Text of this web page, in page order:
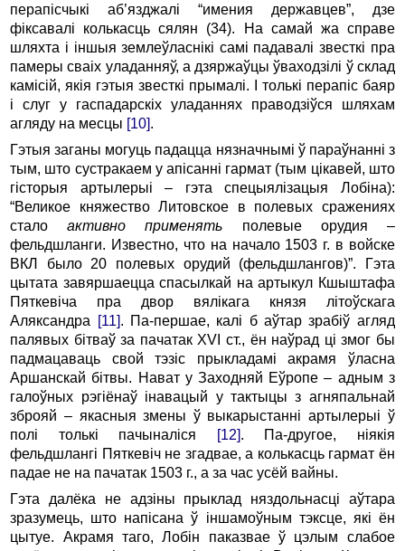
перапісчыкі аб’язджалі “имения державцев”, дзе
фіксавалі колькасць сялян (34). На самай жа справе
шляхта і іншыя землеўласнікі самі падавалі звесткі пра
памеры сваіх уладанняў, а дзяржаўцы ўваходзілі ў склад
камісій, якія гэтыя звесткі прымалі. І толькі перапіс баяр
і слуг у гаспадарскіх уладаннях праводзіўся шляхам
агляду на месцы [10].
Гэтыя заганы могуць падацца нязначнымі ў параўнанні з
тым, што сустракаем у апісанні гармат (тым цікавей, што
гісторыя артылерыі – гэта спецыялізацыя Лобіна):
“Великое княжество Литовское в полевых сражениях
сталоактивно применять полевые орудия –
фельдшланги. Известно, что на начало 1503 г. в войске
ВКЛ было 20 полевых орудий (фельдшлангов)”. Гэта
цытата завяршаецца спасылкай на артыкул Кшыштафа
Пяткевіча пра двор вялікага князя літоўскага
Аляксандра
[11]. Па-першае, калі б аўтар зрабіў агляд
палявых бітваў за пачатак XVI ст., ён наўрад ці змог бы
падмацаваць свой тэзіс прыкладамі акрамя ўласна
Аршанскай бітвы. Нават у Заходняй Еўропе – адным з
галоўных рэгіёнаў інавацый у тактыцы з агняпальнай
зброяй – якасныя змены ў выкарыстанні артылерыі ў
полі толькі пачыналіся
[12]. Па-другое, ніякія
фельдшлангі Пяткевіч не згадвае, а колькасць гармат ён
падае не на пачатак 1503 г., а за час усёй вайны.
Гэта далёка не адзіны прыклад няздольнасці аўтара
зразумець, што напісана ў іншамоўным тэксце, які ён
цытуе. Акрамя таго, Лобін паказвае ў цэлым слабое